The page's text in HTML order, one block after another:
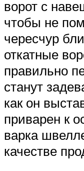
ворот с
чтобы не
чересчур
откатные
правильно
станут
как он
приварен к
варка
качестве